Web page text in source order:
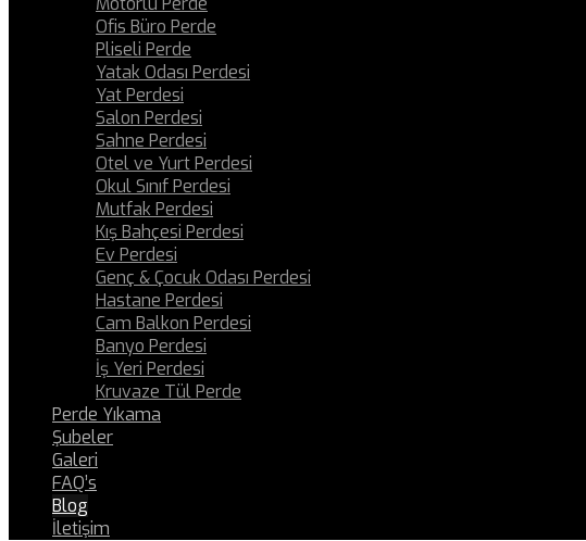
Ofis Büro Perde
Pliseli Perde
Yatak Odası Perdesi
Yat Perdesi
Salon Perdesi
Sahne Perdesi
Otel ve Yurt Perdesi
Okul Sınıf Perdesi
Mutfak Perdesi
Kış Bahçesi Perdesi
Ev Perdesi
Genç & Çocuk Odası Perdesi
Hastane Perdesi
Cam Balkon Perdesi
Banyo Perdesi
İş Yeri Perdesi
Kruvaze Tül Perde
Perde Yıkama
Şubeler
Galeri
FAQ’s
Blog
İletişim